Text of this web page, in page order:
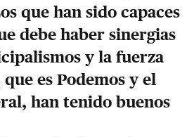
que han sido capaces
debe haber sinergias
y la fuerza
es Podemos y el
han tenido buenos